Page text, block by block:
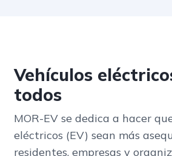
Vehículos
todos
MOR-EV se dedica a hacer
eléctricos (EV) sean más
residentes, empresas y